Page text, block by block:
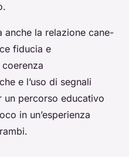
la relazione cane-
fiducia e
e l’uso di segnali
un percorso educativo
in un’esperienza